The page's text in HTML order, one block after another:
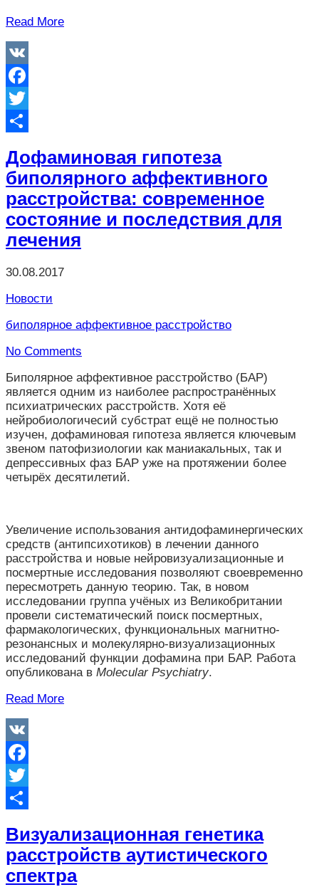
Read More
VK
Facebook
Twitter
Дофаминовая гипотеза
биполярного аффективного
расстройства: современное
состояние и последствия для
лечения
30.08.2017
Новости
биполярное аффективное расстройство
No Comments
Биполярное аффективное расстройство (БАР)
является одним из наиболее распространённых
психиатрических расстройств. Хотя её
нейробиологичесий субстрат ещё не полностью
изучен, дофаминовая гипотеза является ключевым
звеном патофизиологии как маниакальных, так и
депрессивных фаз БАР уже на протяжении более
четырёх десятилетий.
Увеличение использования антидофаминергических
средств (антипсихотиков) в лечении данного
расстройства и новые нейровизуализационные и
посмертные исследования позволяют своевременно
пересмотреть данную теорию. Так, в новом
исследовании группа учёных из Великобритании
провели систематический поиск посмертных,
фармакологических, функциональных магнитно-
резонансных и молекулярно-визуализационных
исследований функции дофамина при БАР. Работа
опубликована в Molecular Psychiatry.
Read More
VK
Facebook
Twitter
Визуализационная генетика
расстройств аутистического
спектра